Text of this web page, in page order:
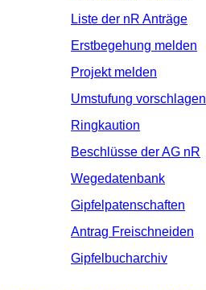
Liste der nR Anträge
Erstbegehung melden
Projekt melden
Umstufung vorschlagen
Ringkaution
Beschlüsse der AG nR
Wegedatenbank
Gipfelpatenschaften
Antrag Freischneiden
Gipfelbucharchiv